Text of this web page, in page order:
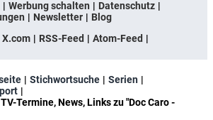
Werbung schalten
Datenschutz
Newsletter
Blog
X.com RSS-Feed
Atom-Feed
Stichwortsuche
Serien
Termine, News, Links zu "Doc Caro -